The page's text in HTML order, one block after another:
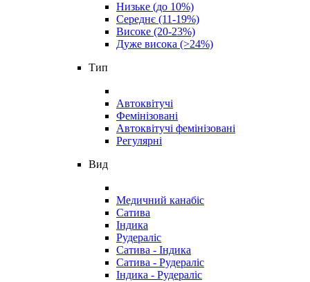
Низьке (до 10%)
Середнє (11-19%)
Високе (20-23%)
Дуже висока (>24%)
Тип
Автоквітучі
Фемінізовані
Автоквітучі фемінізовані
Регулярні
Вид
Медичний канабіс
Сатива
Індика
Рудераліс
Сатива - Індика
Сатива - Рудераліс
Індика - Рудераліс